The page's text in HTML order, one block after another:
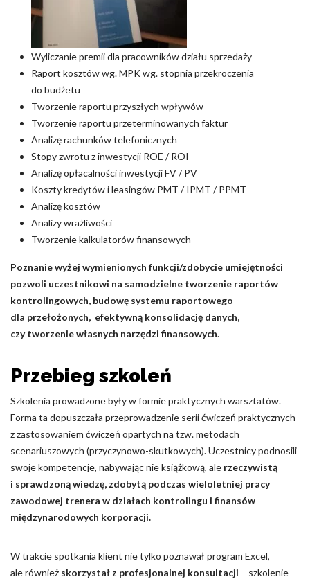
Wyliczanie premii dla pracowników działu sprzedaży
Raport kosztów wg. MPK wg. stopnia przekroczenia
do budżetu
Tworzenie raportu przyszłych wpływów
Tworzenie raportu przeterminowanych faktur
Analizę rachunków telefonicznych
Stopy zwrotu z inwestycji ROE / ROI
Analizę opłacalności inwestycji FV / PV
Koszty kredytów i leasingów PMT / IPMT / PPMT
Analizę kosztów
Analizy wrażliwości
Tworzenie kalkulatorów finansowych
Poznanie wyżej wymienionych funkcji/zdobycie umiejętności
pozwoli uczestnikowi na samodzielne tworzenie raportów
kontrolingowych, budowę systemu raportowego
dla przełożonych, efektywną konsolidację danych,
czy tworzenie własnych narzędzi finansowych.
Przebieg szkoleń
Szkolenia prowadzone były w formie praktycznych warsztatów.
Forma ta dopuszczała przeprowadzenie serii ćwiczeń praktycznych
z zastosowaniem ćwiczeń opartych na tzw. metodach
scenariuszowych (przyczynowo-skutkowych). Uczestnicy podnosili
swoje kompetencje, nabywając nie książkową, ale rzeczywistą
i sprawdzoną wiedzę, zdobytą podczas wieloletniej pracy
zawodowej trenera w działach kontrolingu i finansów
międzynarodowych korporacji.
W trakcie spotkania klient nie tylko poznawał program Excel,
ale również skorzystał z profesjonalnej konsultacji – szkolenie